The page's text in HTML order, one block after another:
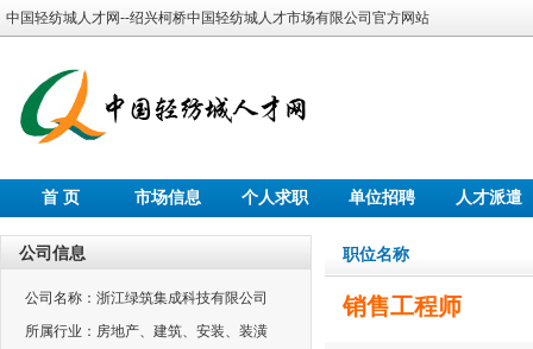
中国轻纺城人才网--绍兴柯桥中国轻纺城人才市场有限公司官方网站
首 页 市场信息 个人求职 单位招聘 人才派遣
公司信息
公司名称：浙江绿筑集成科技有限公司
所属行业：房地产、建筑、安装、装潢
职位名称
销售工程师